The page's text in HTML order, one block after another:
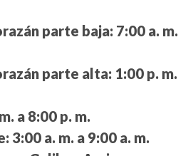
parte baja: 7:00 a. m.
parte alta: 1:00 p. m.
a 8:00 p. m.
3:00 a. m. a 9:00 a. m.